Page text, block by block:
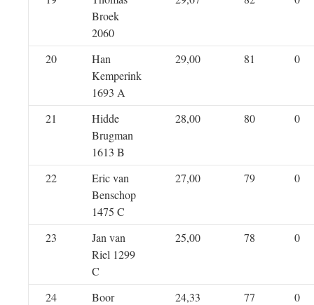
Broek
2060
20
Han
Kemperink
1693 A
29,00 81 0
21
Hidde
Brugman
1613 B
28,00 80 0
22
Eric van
Benschop
1475 C
27,00 79 0
23
Jan van
Riel 1299
C
25,00 78 0
24
Boor
24,33 77 0